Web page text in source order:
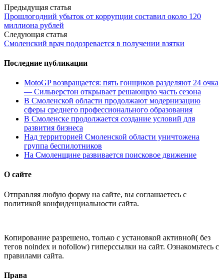
Post
navigation
Предыдущая статья
Прошлогодний убыток от коррупции составил около 120
миллиона рублей
Следующая статья
Смоленский врач подозревается в получении взятки
Последние публикации
MotoGP возвращается: пять гонщиков разделяют 24 очка
— Сильверстон открывает решающую часть сезона
В Смоленской области продолжают модернизацию
сферы среднего профессионального образования
В Смоленске продолжается создание условий для
развития бизнеса
Над территорией Смоленской области уничтожена
группа беспилотников
На Смоленщине развивается поисковое движение
О сайте
Отправляя любую форму на сайте, вы соглашаетесь с
политикой конфиденциальности сайта.
Копирование разрешено, только с установкой активной( без
тегов noindex и nofollow) гиперссылки на сайт. Ознакомьтесь с
правилами сайта.
Права